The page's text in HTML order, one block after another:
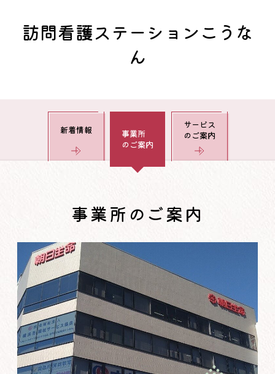
訪問看護ステーションこうな
ん
新着情報
事業所
のご案内
サービス
のご案内
事業所のご案内